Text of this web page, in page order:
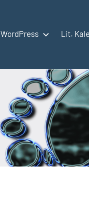
WordPress Lit.